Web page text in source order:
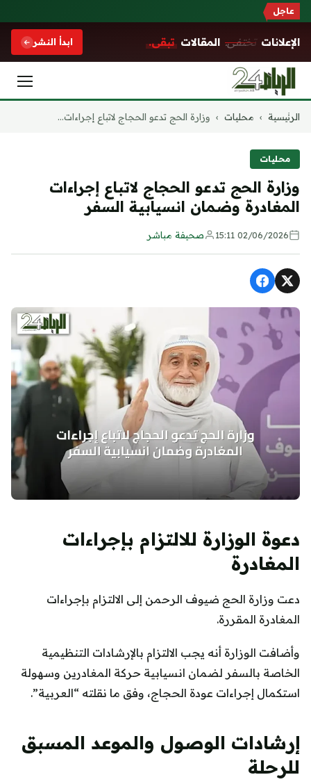
عاجل
الإعلانات تختفي. المقالات تبقى. ابدأ النشر
التجاوز
الرئيسية › محليات › وزارة الحج تدعو الحجاج لاتباع إجراءات...
محليات
وزارة الحج تدعو الحجاج لاتباع إجراءات
المغادرة وضمان انسيابية السفر
02/06/2026 15:11 صحيفة مباشر
دعوة الوزارة للالتزام بإجراءات
المغادرة
دعت وزارة الحج ضيوف الرحمن إلى الالتزام بإجراءات
المغادرة المقررة.
وأضافت الوزارة أنه يجب الالتزام بالإرشادات التنظيمية
الخاصة بالسفر لضمان انسيابية حركة المغادرين وسهولة
استكمال إجراءات عودة الحجاج، وفق ما نقلته “العربية”.
إرشادات الوصول والموعد المسبق
للرحلة